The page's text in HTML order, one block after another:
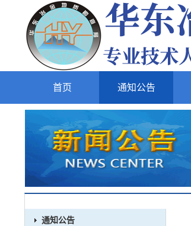
首页 通知公告
通知公告